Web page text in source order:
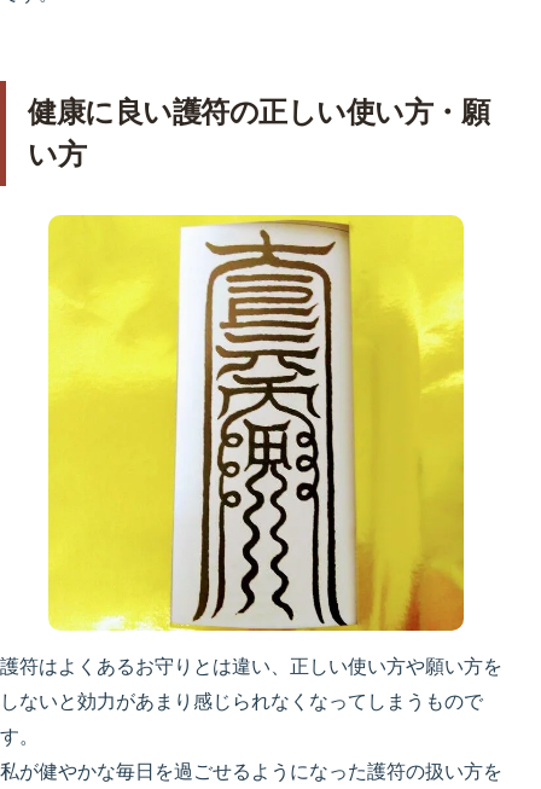
健康に良い護符の正しい使い方・願
い方
護符はよくあるお守りとは違い、正しい使い方や願い方を
しないと効力があまり感じられなくなってしまうもので
す。
私が健やかな毎日を過ごせるようになった護符の扱い方を